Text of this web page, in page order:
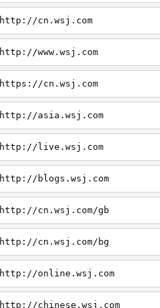
http://cn.wsj.com
http://www.wsj.com
https://cn.wsj.com
http://asia.wsj.com
http://live.wsj.com
http://blogs.wsj.com
http://cn.wsj.com/gb
http://cn.wsj.com/bg
http://online.wsj.com
http://chinese.wsj.com